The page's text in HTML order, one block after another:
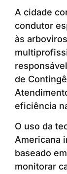
A cidade
condutor
às
de
eficiência
O uso da
Americana
baseado
monitorar